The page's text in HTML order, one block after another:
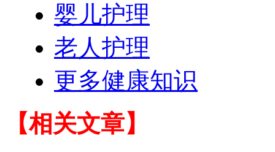
婴儿护理
老人护理
更多健康知识
【相关文章】